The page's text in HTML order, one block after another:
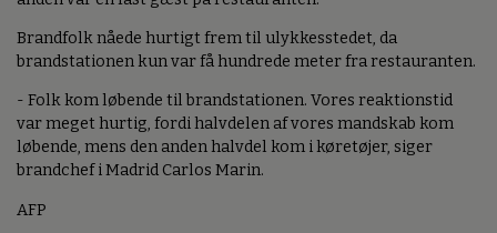
Brandfolk nåede hurtigt frem til ulykkesstedet, da
brandstationen kun var få hundrede meter fra restauranten.
- Folk kom løbende til brandstationen. Vores reaktionstid
var meget hurtig, fordi halvdelen af vores mandskab kom
løbende, mens den anden halvdel kom i køretøjer, siger
brandchef i Madrid Carlos Marin.
AFP